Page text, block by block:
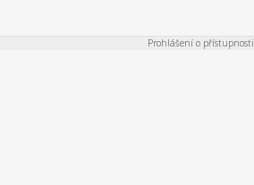
Prohlášení o přístupnosti